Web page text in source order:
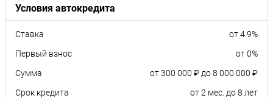
Условия автокредита
Ставка
от 4.9%
Первый взнос
от 0%
Сумма
от 300 000 ₽ до 8 000 000 ₽
Срок кредита
от 2 мес. до 8 лет